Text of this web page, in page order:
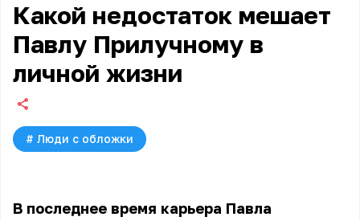
Какой недостаток мешает
Павлу Прилучному в
личной жизни
# Люди с обложки
В последнее время карьера Павла